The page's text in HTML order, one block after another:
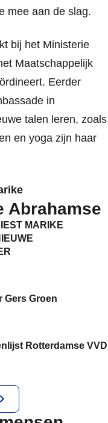
mee aan de slag.
bij het Ministerie
Maatschappelijk
Eerder
in
talen leren, zoals
en yoga zijn haar
Abrahamse
MARIKE
Gers Groen
Rotterdamse VVD